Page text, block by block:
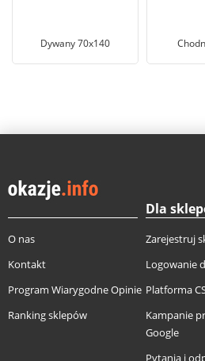
Dywany 70x140
O nas
Kontakt
Program Wiarygodne Opinie
Ranking sklepów
Dla
Zarejestruj
Logowanie
Platforma
Kampanie
Google
Pytania i